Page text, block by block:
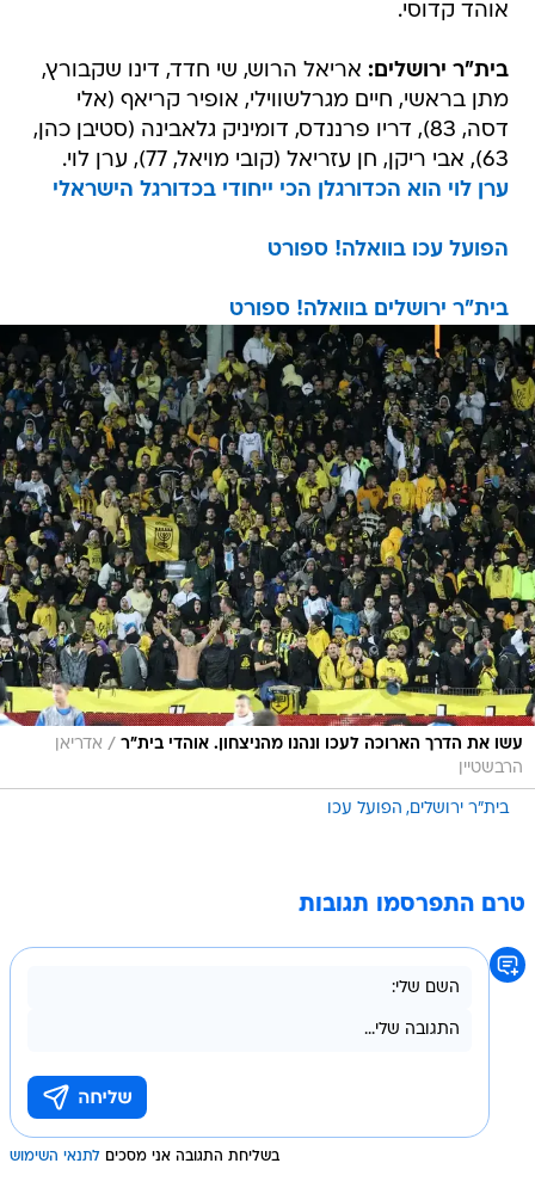
אוהד קדוסי.
בית"ר ירושלים: אריאל הרוש, שי חדד, דינו שקבורץ,
מתן בראשי, חיים מגרלשווילי, אופיר קריאף (אלי
דסה, 83), דריו פרננדס, דומיניק גלאבינה (סטיבן כהן,
63), אבי ריקן, חן עזריאל (קובי מויאל, 77), ערן לוי.
ערן לוי הוא הכדורגלן הכי ייחודי בכדורגל הישראלי
הפועל עכו בוואלה! ספורט
בית"ר ירושלים בוואלה! ספורט
עשו את הדרך הארוכה לעכו ונהנו מהניצחון. אוהדי בית"ר / אדריאן
הרבשטיין
בית"ר ירושלים הפועל עכו
טרם התפרסמו תגובות
בשליחת התגובה אני מסכים לתנאי השימוש